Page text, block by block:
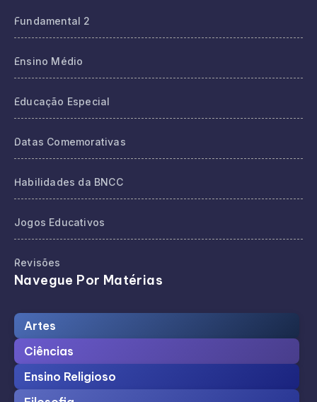
Fundamental 2
Ensino Médio
Educação Especial
Datas Comemorativas
Habilidades da BNCC
Jogos Educativos
Revisões
Navegue Por Matérias
Artes
Ciências
Ensino Religioso